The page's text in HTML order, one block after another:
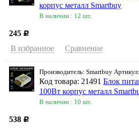
корпус металл Smartbuy
В наличии : 12 шт.
245 Р
В избранное Сравнение
Производитель: Smartbuy
Код товара: 21491 Блок
100Вт корпус металл
В наличии : 10 шт.
538 Р